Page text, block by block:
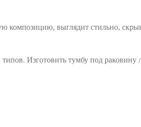
выглядит стильно,
Изготовить тумбу под